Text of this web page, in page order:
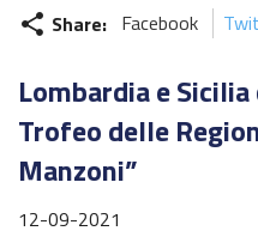
Notizie sportive
Recensioni e test
Archivio News
share Share: Facebook
Lombardia e
Trofeo delle
Manzoni”
12-09-2021